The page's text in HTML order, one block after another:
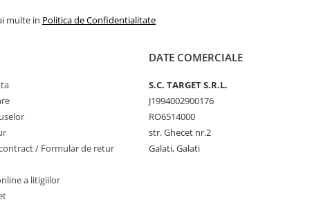
multe in Politica de Confidentialitate
/ Formular de retur
a litigiilor
DATE COMERCIALE
S.C. TARGET S.R.L.
J1994002900176
RO6514000
str. Ghecet nr.2
Galati, Galati